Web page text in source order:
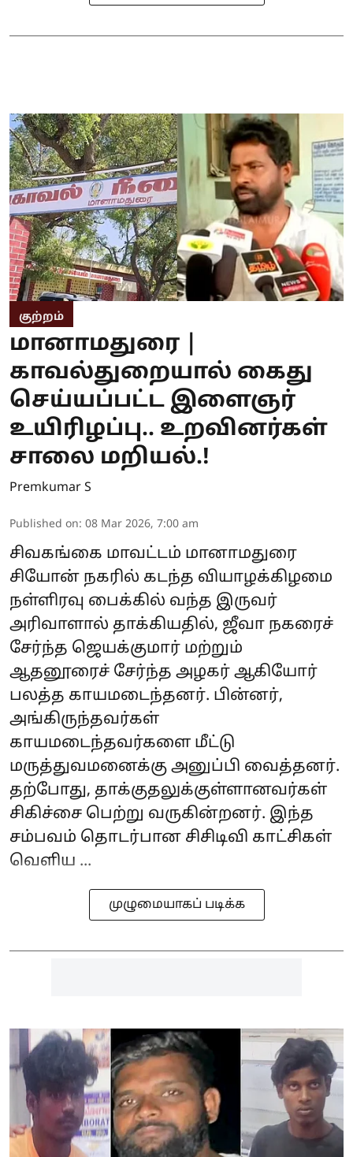
குற்றம்
மானாமதுரை |
காவல்துறையால் கைது
செய்யப்பட்ட இளைஞர்
உயிரிழப்பு.. உறவினர்கள்
சாலை மறியல்.!
Premkumar S
Published on: 08 Mar 2026, 7:00 am
சிவகங்கை மாவட்டம் மானாமதுரை
சியோன் நகரில் கடந்த வியாழக்கிழமை
நள்ளிரவு பைக்கில் வந்த இருவர்
அரிவாளால் தாக்கியதில், ஜீவா நகரைச்
சேர்ந்த ஜெயக்குமார் மற்றும்
ஆதனூரைச் சேர்ந்த அழகர் ஆகியோர்
பலத்த காயமடைந்தனர். பின்னர்,
அங்கிருந்தவர்கள்
காயமடைந்தவர்களை மீட்டு
மருத்துவமனைக்கு அனுப்பி வைத்தனர்.
தற்போது, தாக்குதலுக்குள்ளானவர்கள்
சிகிச்சை பெற்று வருகின்றனர். இந்த
சம்பவம் தொடர்பான சிசிடிவி காட்சிகள்
வெளிய ...
முழுமையாகப் படிக்க